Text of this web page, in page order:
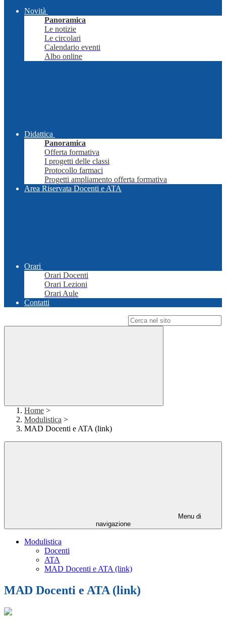
Novità
Panoramica
Le notizie
Le circolari
Calendario eventi
Albo online
Didattica
Panoramica
Offerta formativa
I progetti delle classi
Protocollo farmaci
Progetti ampliamento offerta formativa
Area Riservata Docenti e ATA
Orari
Orari Docenti
Orari Lezioni
Orari Aule
Contatti
Home >
Modulistica >
MAD Docenti e ATA (link)
Menu di
navigazione
Modulistica
Docenti
ATA
MAD Docenti e ATA (link)
MAD Docenti e ATA (link)